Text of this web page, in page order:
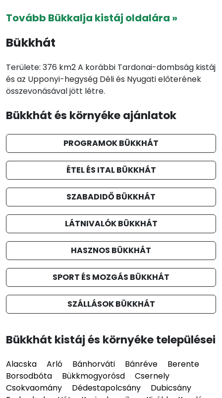
Tovább Bükkalja kistáj oldalára »
Bükkhát
Területe: 376 km2 A korábbi Tardonai-dombság kistáj
és az Upponyi-hegység Déli és Nyugati előterének
összevonásával jött létre.
Bükkhát és környéke ajánlatok
PROGRAMOK BÜKKHÁT
ÉTEL ÉS ITAL BÜKKHÁT
SZABADIDŐ BÜKKHÁT
LÁTNIVALÓK BÜKKHÁT
HASZNOS BÜKKHÁT
SPORT ÉS MOZGÁS BÜKKHÁT
SZÁLLÁSOK BÜKKHÁT
Bükkhát kistáj és környéke települései
Alacska Arló Bánhorváti Bánréve
Berente
Borsodbóta
Bükkmogyorósd
Csernely
Csokvaomány
Dédestapolcsány
Dubicsány